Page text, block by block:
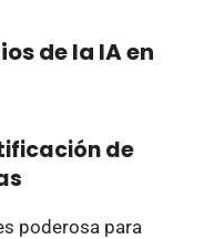
de la IA en
de
poderosa para